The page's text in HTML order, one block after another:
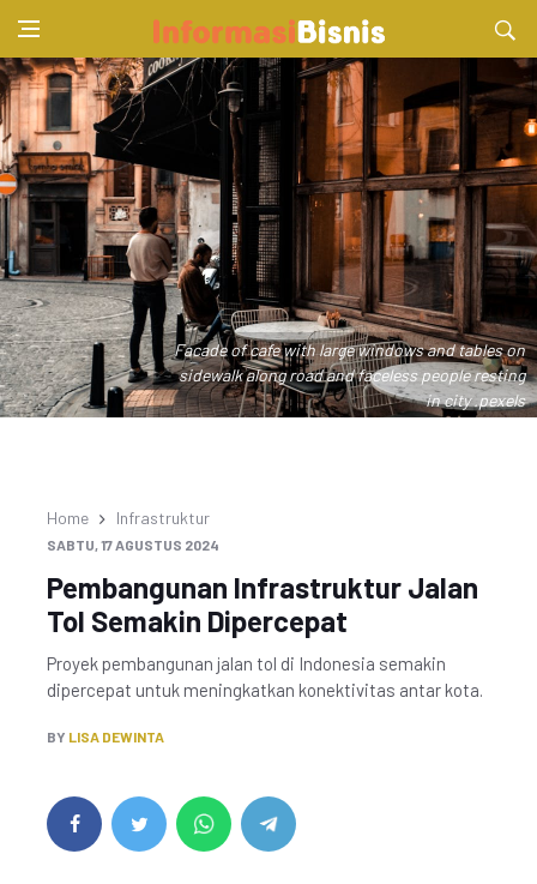
Facade of cafe with large windows and tables on
sidewalk along road and faceless people resting
in city .pexels
Home Infrastruktur
SABTU, 17 AGUSTUS 2024
Pembangunan Infrastruktur Jalan
Tol Semakin Dipercepat
Proyek pembangunan jalan tol di Indonesia semakin
dipercepat untuk meningkatkan konektivitas antar kota.
BY LISA DEWINTA